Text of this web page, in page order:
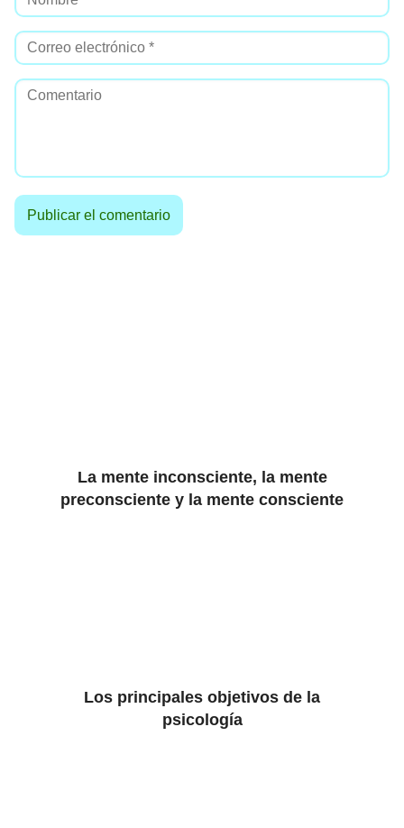
La mente inconsciente, la mente
preconsciente y la mente consciente
Los principales objetivos de la
psicología